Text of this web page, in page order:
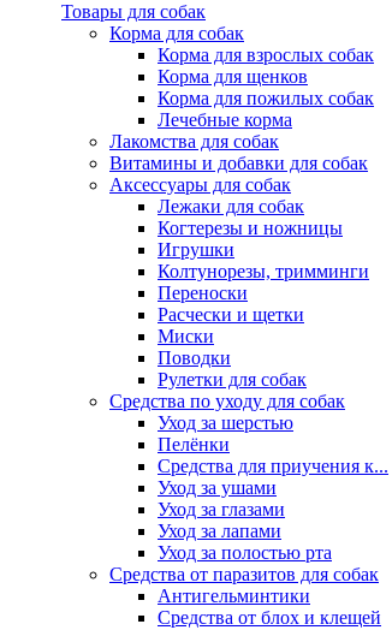
Товары для собак
Корма для собак
Корма для взрослых собак
Корма для щенков
Корма для пожилых собак
Лечебные корма
Лакомства для собак
Витамины и добавки для собак
Аксессуары для собак
Лежаки для собак
Когтерезы и ножницы
Игрушки
Колтунорезы, тримминги
Переноски
Расчески и щетки
Миски
Поводки
Рулетки для собак
Средства по уходу для собак
Уход за шерстью
Пелёнки
Средства для приучения к...
Уход за ушами
Уход за глазами
Уход за лапами
Уход за полостью рта
Средства от паразитов для собак
Антигельминтики
Средства от блох и клещей